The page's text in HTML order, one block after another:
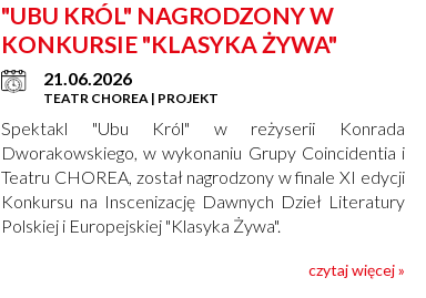
"UBU KRÓL" NAGRODZONY W
KONKURSIE "KLASYKA ŻYWA"
21.06.2026
TEATR CHOREA | PROJEKT
Spektakl "Ubu Król" w reżyserii Konrada
Dworakowskiego, w wykonaniu Grupy Coincidentia i
Teatru CHOREA, został nagrodzony w finale XI edycji
Konkursu na Inscenizację Dawnych Dzieł Literatury
Polskiej i Europejskiej "Klasyka Żywa".
czytaj więcej »